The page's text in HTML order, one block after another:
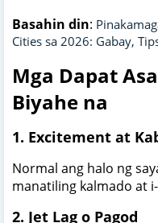
Basahin din:
Cities sa 2026: Gabay,
Mga Dapat
Biyahe na
1. Excitement at
Normal ang halo ng
manatiling kalmado at
2. Jet Lag o Pagod